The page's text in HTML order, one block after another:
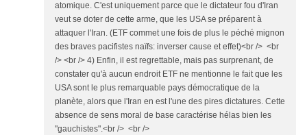
atomique. C'est uniquement parce que le dictateur fou d'Iran
veut se doter de cette arme, que les USA se préparent à
attaquer l'Iran. (ETF commet une fois de plus le péché mignon
des braves pacifistes naïfs: inverser cause et effet)<br /> <br
/> <br /> 4) Enfin, il est regrettable, mais pas surprenant, de
constater qu'à aucun endroit ETF ne mentionne le fait que les
USA sont le plus remarquable pays démocratique de la
planète, alors que l'Iran en est l'une des pires dictatures. Cette
absence de sens moral de base caractérise hélas bien les
"gauchistes".<br /> <br />